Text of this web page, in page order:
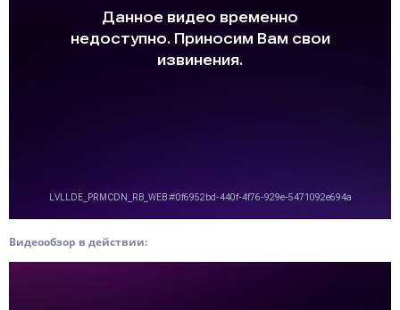
Видеообзор в действии: